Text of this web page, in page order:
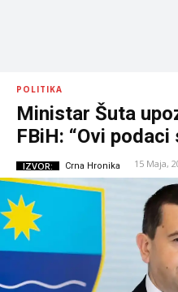
POLITIKA
Ministar Šuta
FBiH: “Ovi
IZVOR: Crna Hronika 15 Maja,